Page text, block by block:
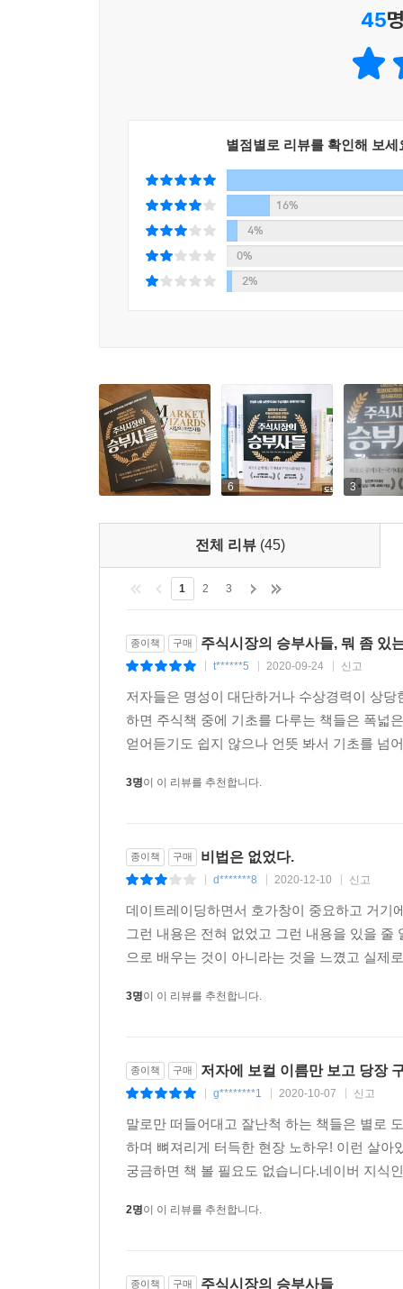
매일 아침 열리는 주식시장, 보통의 사람들은
실력자들만 살아남을 수 있는 시장에서 고수들
하고, 이 지점에서 매수합니다. … 전체적인 효율
“단기로 트레이딩을 할 때는 기본 거래량과 거
봅니다. 시장 중심주인지 판단해야 하고, 눌림목
“뉴스의 세기는 뉴스에 따른 급등락에 대한 데
주가의 호름을 보고 판단할 수도 있고, 장전, 장중,
-제시스페라
“실전투자대회 기간 동안 상위 입상자들의 매매
매매 기법을 분류해 분석했습니다. 상한기 따
-데이짱
정리하다 보면 항상 같은 실수들이 반복됨을 깨닫
-배궉
“저는 ‘시간을 산다’는 생각으로 이익을 실현
생각해야 합니다. 주식 대신 시간을 샀다는 생각으
-월가호랑이
주식투자 뿐만 아니라 특정한 분야에서 큰 성공
실패하는가’에 관한 생각을 먼저 해봐야 한다.
완전히 붕괴되는 심각한 사건이라는 뜻이다. 즉,
수 있는가에 집중한다면 반대로 성공의 길이
좌절을 맛보며 다시 일어섰는지, 당시의 심리는
자신도 모르게 ‘성공 투자의 비밀’을 저절로 찾게
방법과 시장을 바라보는 관점, 위기에 대응하는
배울 수 있을 것이다. 7인 7색의 트레이딩 스타
45
별점별로 리뷰를 확인해 보세
16%
4%
0%
2%
6 3
전체 리뷰 (45)
1 2 3
종이책 구매 주식시장의 승부사들, 뭐 좀 있
t******5 2020-09-24 신고
저자들은 명성이 대단하거나 수상경력이 상
하면 주식책 중에 기초를 다루는 책들은 폭넓
얻어듣기도 쉽지 않으나 언뜻 봐서 기초를 넘
3명이 이 리뷰를 추천합니다.
종이책 구매 비법은 없었다.
d*******8 2020-12-10 신고
데이트레이딩하면서 호가창이 중요하고 거기
그런 내용은 전혀 없었고 그런 내용을 있을
으로 배우는 것이 아니라는 것을 느꼈고 실제
3명이 이 리뷰를 추천합니다.
종이책 구매 저자에 보컬 이름만 보고 당장
g********1 2020-10-07 신고
말로만 떠들어대고 잘난척 하는 책들은 별로
하며 뼈져리게 터득한 현장 노하우! 이런 살아
궁금하면 책 볼 필요도 없습니다.네이버 지식
2명이 이 리뷰를 추천합니다.
종이책 구매 주식시장의 승부사들